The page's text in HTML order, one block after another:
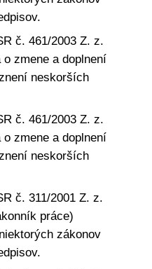
č. 461/2003 Z. z.
zmene a doplnení
neskorších
č. 461/2003 Z. z.
zmene a doplnení
neskorších
č. 311/2001 Z. z.
práce)
zákonov